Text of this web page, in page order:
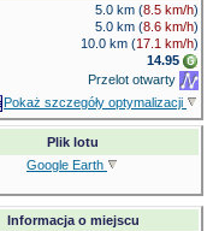
5.0 km (8.5 km/h)
5.0 km (8.6 km/h)
10.0 km (17.1 km/h)
14.95
Przelot otwarty
Pokaż szczegóły optymalizacji
Plik lotu
Google Earth
Informacja o miejscu